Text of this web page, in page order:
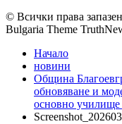
© Всички права
Bulgaria Theme
Начало
новини
Община
обновяване и
основно